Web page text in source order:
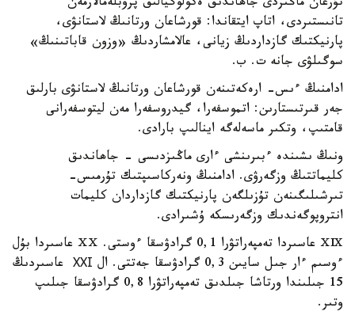
تۇرعان ماڭىزدى جاھاندىق ەكولوگيالىق پروبلەمالارمەن
تانىستىردى، اتاپ ايتقاندا: قورشاعان ورتانىڭ لاستانۋى،
پارنيكتىك گازداردىڭ زيانى، عالامشاردىڭ «وزون قاباتىنىڭ»
سوگىلۋى جانە ت. ب.
ادامنىڭ ءىس- ارەكەتىنەن قورشاعان ورتانىڭ لاستانۋى بارلىق
جەر قىرتىستارىن: اتموسفەرا، گيدروسفەرا مەن ليتوسفەرانى
قامتىپ، وتكىر ماسەلەگە اينالىپ بارادى.
ونىڭ ىشىندە ءبىرىنشى ءارى ماڭىزدىسى - جاھاندىق
كليماتتىڭ وزگەرۋى. ادامنىڭ ونەركاسىپتىك تۇرمىس-
تىرشىلىگىنەن تۇزىلگەن پارنيكتىك گازداردان كليمات
انتروپوگەندىك وزگەرىسكە ۇشىرادى.
ⅩⅨ عاسىردا تەمپەراتۋرا 0,1 گرادۋسقا ءوستى. ⅩⅩ عاسىردا بۇل
ءوسىم ءار جىل سايىن 0,3 گرادۋسقا جەتتى. ال ХХІ عاسىردىڭ
15 جىلىندا ورتاشا جىلدىق تەمپەراتۋرا 0,8 گرادۋسقا جىلىپ
وتىر.